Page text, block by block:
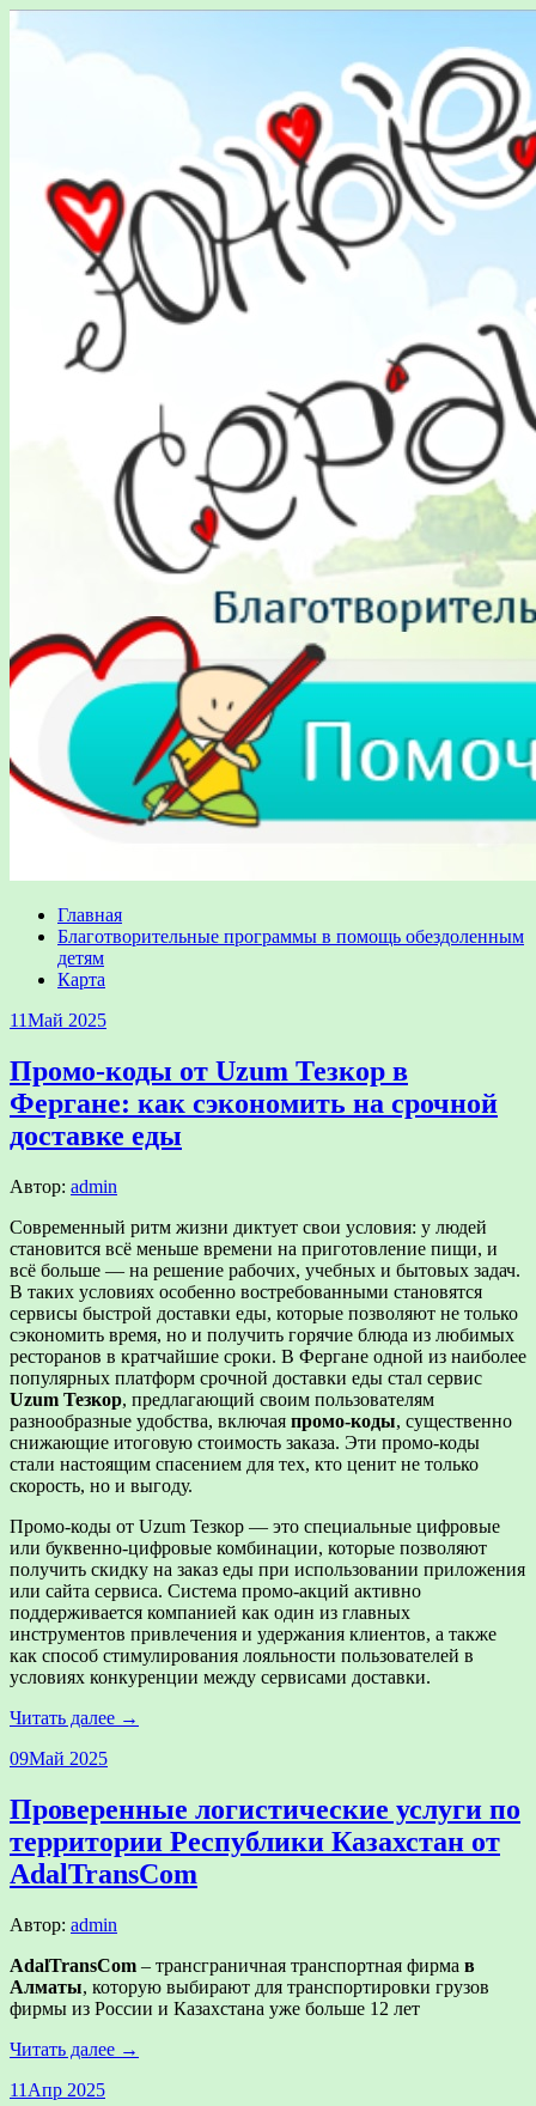
Главная
Благотворительные программы в помощь обездоленным
детям
Карта
11Май 2025
Промо-коды от Uzum Тезкор в
Фергане: как сэкономить на срочной
доставке еды
Автор: admin
Современный ритм жизни диктует свои условия: у людей
становится всё меньше времени на приготовление пищи, и
всё больше — на решение рабочих, учебных и бытовых задач.
В таких условиях особенно востребованными становятся
сервисы быстрой доставки еды, которые позволяют не только
сэкономить время, но и получить горячие блюда из любимых
ресторанов в кратчайшие сроки. В Фергане одной из наиболее
популярных платформ срочной доставки еды стал сервис
Uzum Тезкор, предлагающий своим пользователям
разнообразные удобства, включая промо-коды, существенно
снижающие итоговую стоимость заказа. Эти промо-коды
стали настоящим спасением для тех, кто ценит не только
скорость, но и выгоду.
Промо-коды от Uzum Тезкор — это специальные цифровые
или буквенно-цифровые комбинации, которые позволяют
получить скидку на заказ еды при использовании приложения
или сайта сервиса. Система промо-акций активно
поддерживается компанией как один из главных
инструментов привлечения и удержания клиентов, а также
как способ стимулирования лояльности пользователей в
условиях конкуренции между сервисами доставки.
Читать далее →
09Май 2025
Проверенные логистические услуги по
территории Республики Казахстан от
AdalTransCom
Автор: admin
AdalTransCom – трансграничная транспортная фирма в
Алматы, которую выбирают для транспортировки грузов
фирмы из России и Казахстана уже больше 12 лет
Читать далее →
11 Апр 2025